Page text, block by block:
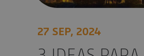
27 SEP, 2024